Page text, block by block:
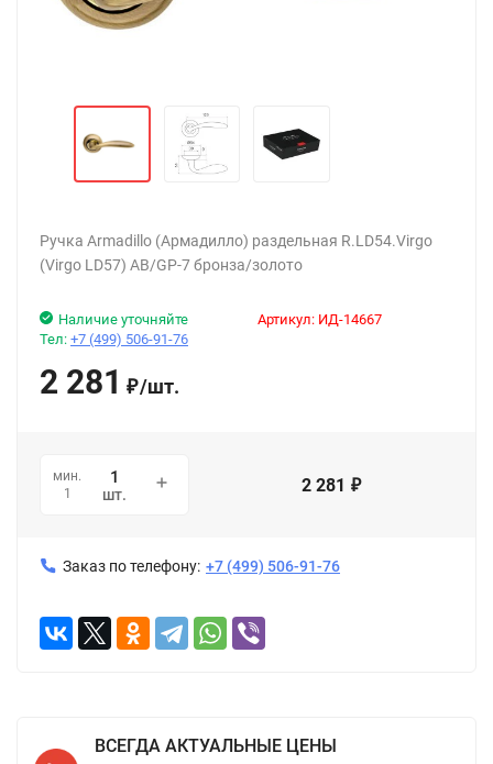
Ручка Armadillo (Армадилло) раздельная R.LD54.Virgo
(Virgo LD57) AB/GP-7 бронза/золото
Артикул: ИД-14667
Наличие уточняйте
Тел: +7 (499) 506-91-76
2 281 ₽/шт.
мин.
1
шт. 2 281 ₽
Заказ по телефону: +7 (499) 506-91-76
ВСЕГДА АКТУАЛЬНЫЕ ЦЕНЫ